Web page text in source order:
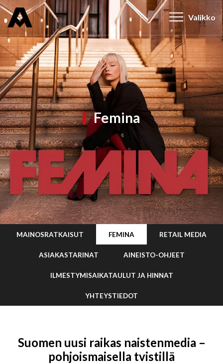
Valikko
Femina
MAINOSRATKAISUT FEMINA RETAIL MEDIA
ASIAKASTARINAT AINEISTO-OHJEET
ILMESTYMISAIKATAULUT JA HINNAT
YHTEYSTIEDOT
Suomen uusi raikas naistenmedia –
pohjoismaisella tvistillä